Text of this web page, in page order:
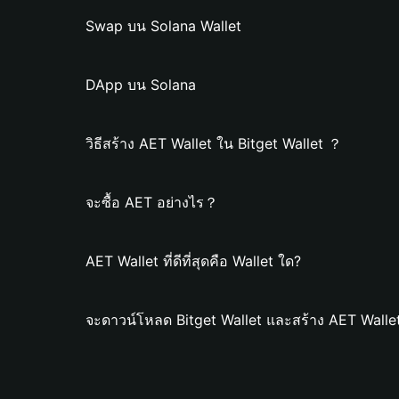
Swap บน Solana Wallet
DApp บน Solana
วิธีสร้าง AET Wallet ใน Bitget Wallet ？
จะซื้อ AET อย่างไร？
AET Wallet ที่ดีที่สุดคือ Wallet ใด?
จะดาวน์โหลด Bitget Wallet และสร้าง AET